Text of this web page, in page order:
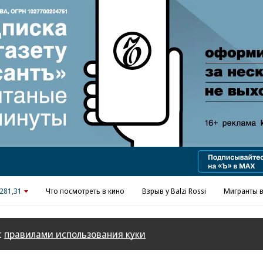
Реклама в «Ъ» www.kommersant.ru/ad
Что посмотреть в кино Взрыв у Balzi Rossi Мигранты
правилами использования куки